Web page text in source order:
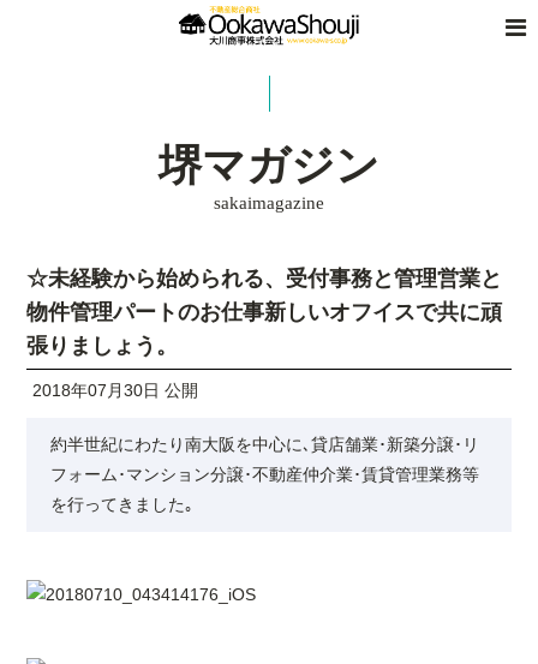
堺マガジン
sakaimagazine
☆未経験から始められる、受付事務と管理営業と
物件管理パートのお仕事新しいオフイスで共に頑
張りましょう。
2018年07月30日 公開
約半世紀にわたり南大阪を中心に､貸店舗業･新築分譲･リ
フォーム･マンション分譲･不動産仲介業･賃貸管理業務等
を行ってきました｡